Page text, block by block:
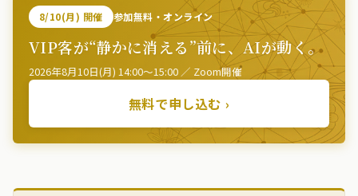
8/10(月) 開催 参加無料・オンライン
VIP客が“静かに消える”前に、AIが動く。
2026年8月10日(月) 14:00〜15:00 ／ Zoom開催
無料で申し込む ›